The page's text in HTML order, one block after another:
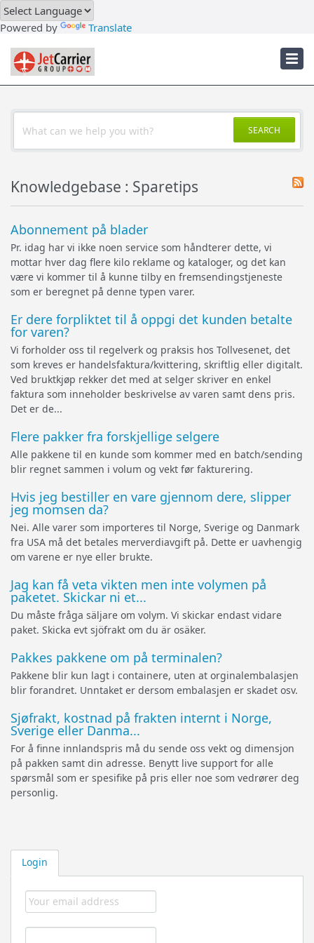
Powered by Translate
Downloads
JetCarrier Account
Login
SEARCH
Knowledgebase : Sparetips
Abonnement på blader
Pr. idag har vi ikke noen service som håndterer dette, vi
mottar hver dag flere kilo reklame og kataloger, og det kan
være vi kommer til å kunne tilby en fremsendingstjeneste
som er beregnet på denne typen varer.
Er dere forpliktet til å oppgi det kunden betalte
for varen?
Vi forholder oss til regelverk og praksis hos Tollvesenet, det
som kreves er handelsfaktura/kvittering, skriftlig eller digitalt.
Ved bruktkjøp rekker det med at selger skriver en enkel
faktura som inneholder beskrivelse av varen samt dens pris.
Det er de...
Flere pakker fra forskjellige selgere
Alle pakkene til en kunde som kommer med en batch/sending
blir regnet sammen i volum og vekt før fakturering.
Hvis jeg bestiller en vare gjennom dere, slipper
jeg momsen da?
Nei. Alle varer som importeres til Norge, Sverige og Danmark
fra USA må det betales merverdiavgift på. Dette er uavhengig
om varene er nye eller brukte.
Jag kan få veta vikten men inte volymen på
paketet. Skickar ni et...
Du måste fråga säljare om volym. Vi skickar endast vidare
paket. Skicka evt sjöfrakt om du är osäker.
Pakkes pakkene om på terminalen?
Pakkene blir kun lagt i containere, uten at orginalembalasjen
blir forandret. Unntaket er dersom embalasjen er skadet osv.
Sjøfrakt, kostnad på frakten internt i Norge,
Sverige eller Danma...
For å finne innlandspris må du sende oss vekt og dimensjon
på pakken samt din adresse. Benytt live support for alle
spørsmål som er spesifike på pris eller noe som vedrører deg
personlig.